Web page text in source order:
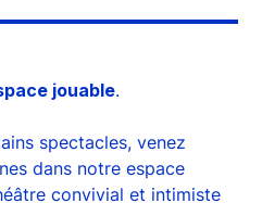
jouable.
spectacles, venez
dans notre espace
convivial et intimiste